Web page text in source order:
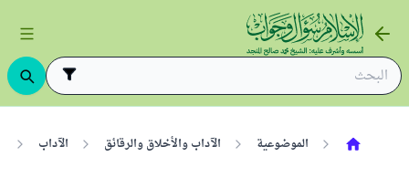
الموضوعية الآداب والأخلاق والرقائق الآداب